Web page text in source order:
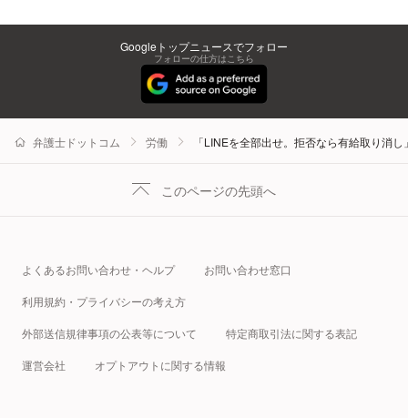
Googleトップニュースでフォロー
フォローの仕方はこちら
弁護士ドットコム 労働 「LINEを全部出せ。拒否なら有給取り消
このページの先頭へ
よくあるお問い合わせ・ヘルプ お問い合わせ窓口
利用規約・プライバシーの考え方
外部送信規律事項の公表等について 特定商取引法に関する表記
運営会社 オプトアウトに関する情報